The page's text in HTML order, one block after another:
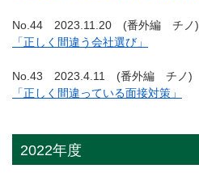
No.44 2023.11.20 (番外編 チノ)
「正しく間違う会社選び」
No.43 2023.4.11 (番外編 チノ)
「正しく間違っている面接対策」
2022年度